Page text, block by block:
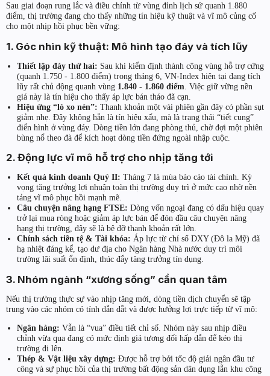
Sau giai đoạn rung lắc và điều chỉnh từ vùng đỉnh lịch sử quanh 1.880
điểm, thị trường đang cho thấy những tín hiệu kỹ thuật và vĩ mô củng cố
cho một nhịp hồi phục bền vững:
1. Góc nhìn kỹ thuật: Mô hình tạo đáy và tích lũy
Thiết lập đáy thứ hai: Sau khi kiểm định thành công vùng hỗ trợ cứng
(quanh 1.750 - 1.800 điểm) trong tháng 6, VN-Index hiện tại đang tích
lũy rất chủ động quanh vùng 1.840 - 1.860 điểm . Việc giữ vững nền
giá này là tín hiệu cho thấy áp lực bán tháo đã cạn.
Hiệu ứng “lò xo nén”: Thanh khoản một vài phiên gần đây có phần sụt
giảm nhẹ. Đây không hẳn là tín hiệu xấu, mà là trạng thái “tiết cung”
điển hình ở vùng đáy. Dòng tiền lớn đang phòng thủ, chờ đợi một phiên
bùng nổ theo đà để kích hoạt dòng tiền đứng ngoài nhập cuộc.
2. Động lực vĩ mô hỗ trợ cho nhịp tăng tới
Kết quả kinh doanh Quý II: Tháng 7 là mùa báo cáo tài chính. Kỳ
vọng tăng trưởng lợi nhuận toàn thị trường duy trì ở mức cao nhờ nền
tảng vĩ mô phục hồi mạnh mẽ.
Câu chuyện nâng hạng FTSE: Dòng vốn ngoại đang có dấu hiệu quay
trở lại mua ròng hoặc giảm áp lực bán để đón đầu câu chuyện nâng
hạng thị trường, đây sẽ là bệ đỡ thanh khoản rất lớn.
Chính sách tiền tệ & Tài khóa: Áp lực từ chỉ số DXY (Đô la Mỹ) đã
hạ nhiệt đáng kể, tạo dư địa cho Ngân hàng Nhà nước duy trì môi
trường lãi suất ổn định, thúc đẩy tăng trưởng tín dụng.
3. Nhóm ngành “xương sống” cần quan tâm
Nếu thị trường thực sự vào nhịp tăng mới, dòng tiền dịch chuyển sẽ tập
trung vào các nhóm có tính dẫn dắt và được hưởng lợi trực tiếp từ vĩ mô:
Ngân hàng: Vẫn là “vua” điều tiết chỉ số. Nhóm này sau nhịp điều
chỉnh vừa qua đang có mức định giá tương đối hấp dẫn để kéo thị
trường đi lên.
Thép & Vật liệu xây dựng: Được hỗ trợ bởi tốc độ giải ngân đầu tư
công và sự phục hồi của thị trường bất động sản dân dụng lẫn khu công